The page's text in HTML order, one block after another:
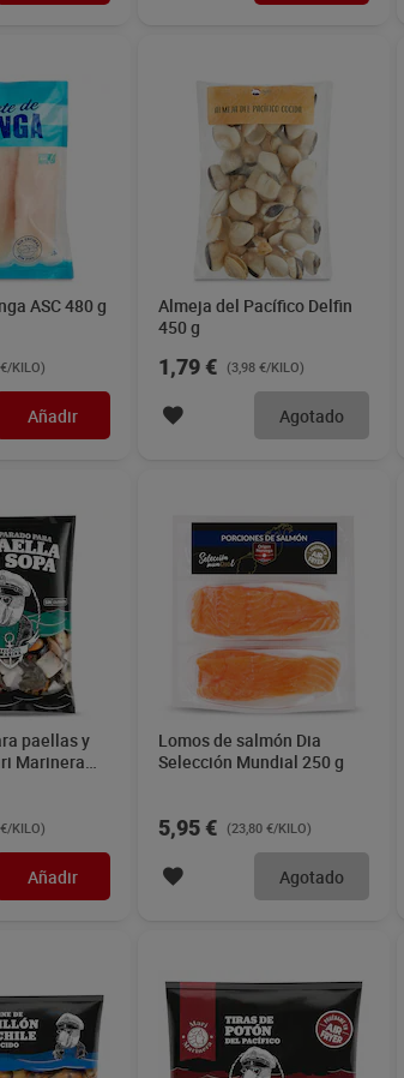
ASC 480 g
KILO)
Añadir
Almeja del Pacífico Delfin
450 g
1,79 € (3,98 €/KILO)
Agotado
paellas y
Marinera
KILO)
Añadir
Lomos de salmón Dia
Selección Mundial 250 g
5,95 € (23,80 €/KILO)
Agotado